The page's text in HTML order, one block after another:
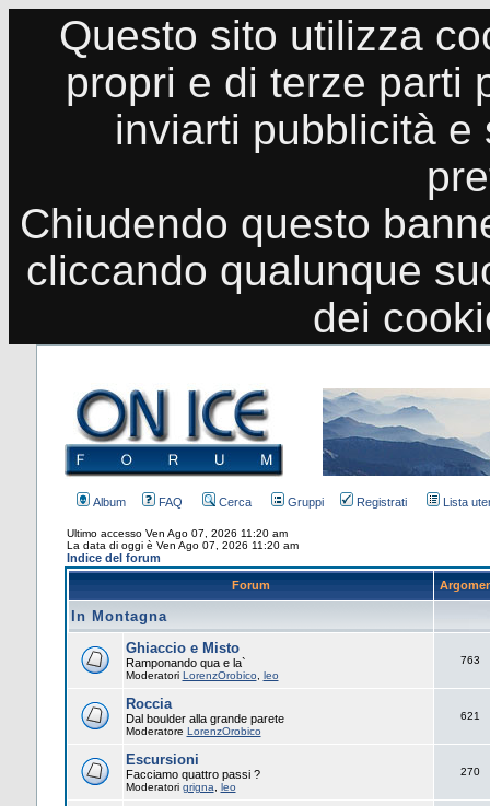
Questo sito utilizza
propri e di terze parti
inviarti pubblicità
Chiudendo questo
cliccando qualunque
dei
Album FAQ Cerca Gruppi Registrati Lista
Ultimo accesso Ven Ago 07, 2026 11:20 am
La data di oggi è Ven Ago 07, 2026 11:20 am
Indice del forum
Forum
In Montagna
Ghiaccio e Misto
Ramponando qua e la`
Moderatori LorenzOrobico leo
763
Roccia
Dal boulder alla grande parete
Moderatore LorenzOrobico
621
Escursioni
Facciamo quattro passi ?
Moderatori grigna leo
270